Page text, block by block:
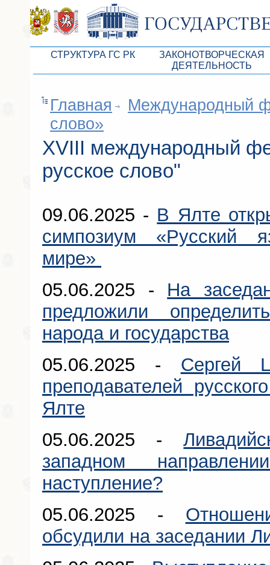
СТРУКТУРА ГС РК
Президиум ГС РК
Депутатский корпус
Комитеты ГС РК
Депутатские фракции ГС РК
Советники Председателя ГС РК
Управление делами ГС РК
Поиск депутата по округу
ЗАКОНОТВОРЧЕСКАЯ
ДЕЯТЕЛЬНОСТЬ
Бюджет Республики
Антикоррупционная
Независимая
Схема
Статистика
Главная
Международный
слово»
XVIII международный
русское слово"
09.06.2025 - В Ялте
симпозиум «Русский
мире»
05.06.2025 - На
предложили
народа и государства
05.06.2025 - Сергей
преподавателей
Ялте
05.06.2025 -
западном
наступление?
05.06.2025 -
обсудили на заседании